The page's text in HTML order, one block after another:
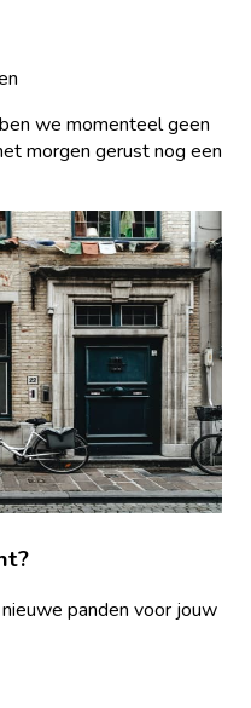
we momenteel geen
morgen gerust nog een
panden voor jouw